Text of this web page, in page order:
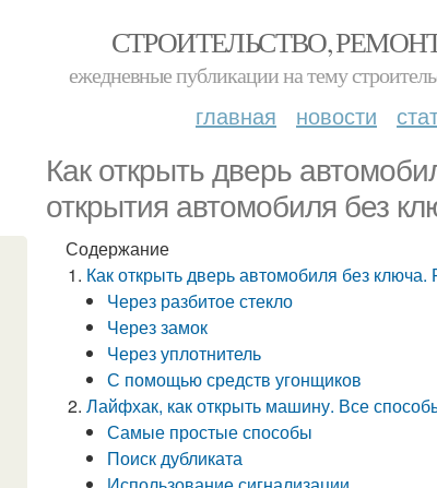
СТРОИТЕЛЬСТВО,
ежедневные публикации на тему
главная новости
Как открыть дверь
открытия автомобиля без
Содержание
Как открыть дверь автомобиля без
Через разбитое стекло
Через замок
Через уплотнитель
С помощью средств угонщиков
Лайфхак, как открыть машину. Все
Самые простые способы
Поиск дубликата